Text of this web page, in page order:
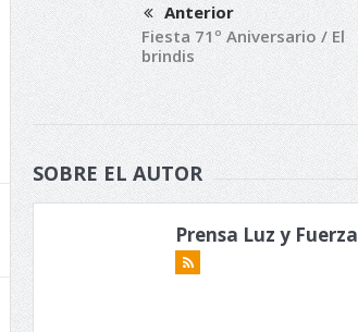
Anterior
Fiesta 71º Aniversario / El
brindis
SOBRE EL AUTOR
Prensa Luz y Fuerza